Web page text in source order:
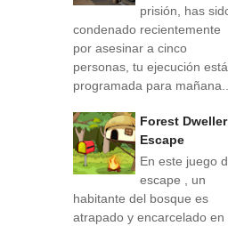
prisión, has
condenado recientemente
por asesinar a cinco
personas, tu ejecución está
programada para mañana...
Forest Dweller
Escape
En este juego
escape , un
habitante del bosque es
atrapado y encarcelado en